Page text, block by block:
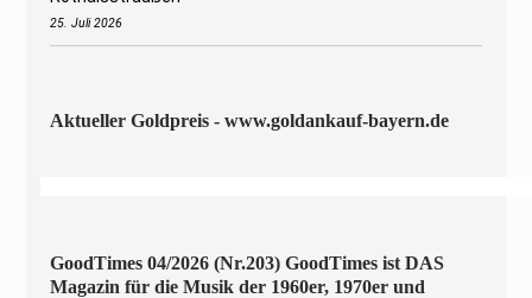
25. Juli 2026
Aktueller Goldpreis - www.goldankauf-bayern.de
GoodTimes 04/2026 (Nr.203) GoodTimes ist DAS
Magazin für die Musik der 1960er, 1970er und